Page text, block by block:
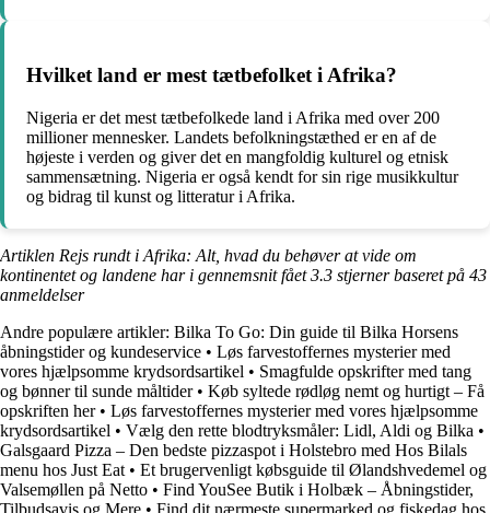
Hvilket land er mest tætbefolket i Afrika?
Nigeria er det mest tætbefolkede land i Afrika med over 200
millioner mennesker. Landets befolkningstæthed er en af de
højeste i verden og giver det en mangfoldig kulturel og etnisk
sammensætning. Nigeria er også kendt for sin rige musikkultur
og bidrag til kunst og litteratur i Afrika.
Artiklen Rejs rundt i Afrika: Alt, hvad du behøver at vide om
kontinentet og landene har i gennemsnit fået3.3 stjerner baseret på 43
anmeldelser
Andre populære artikler: Bilka To Go: Din guide til Bilka Horsens
åbningstider og kundeservice • Løs farvestoffernes mysterier med
vores hjælpsomme krydsordsartikel • Smagfulde opskrifter med tang
og bønner til sunde måltider• Køb syltede rødløg nemt og hurtigt – Få
opskriften her• Løs farvestoffernes mysterier med vores hjælpsomme
krydsordsartikel • Vælg den rette blodtryksmåler: Lidl, Aldi og Bilka •
Galsgaard Pizza – Den bedste pizzaspot i Holstebro med Hos Bilals
menu hos Just Eat • Et brugervenligt købsguide til Ølandshvedemel og
Valsemøllen på Netto • Find YouSee Butik i Holbæk – Åbningstider,
Tilbudsavis og Mere • Find dit nærmeste supermarked og fiskedag hos